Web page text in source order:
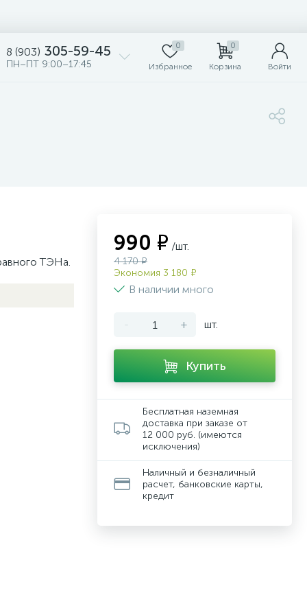
8 (903) 305-59-45
ПН–ПТ 9:00–17:45
0
Избранное
0
Корзина Войти
ТЭНа.
990 ₽ /шт.
4 170 ₽
Экономия 3 180 ₽
В наличии много
- + шт.
Купить
Бесплатная наземная
доставка при заказе от
12 000 руб. (имеются
исключения)
Наличный и безналичный
расчет, банковские карты,
кредит